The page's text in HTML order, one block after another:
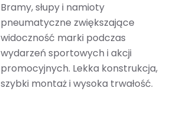
Bramy, słupy i namioty
pneumatyczne zwiększające
widoczność marki podczas
wydarzeń sportowych i akcji
promocyjnych. Lekka konstrukcja,
szybki montaż i wysoka trwałość.